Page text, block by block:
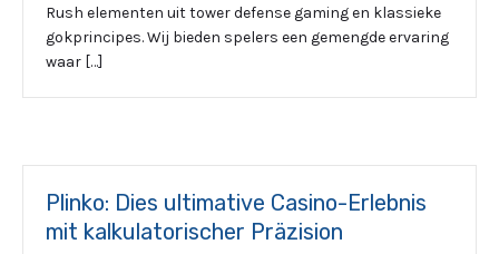
Rush elementen uit tower defense gaming en klassieke
gokprincipes. Wij bieden spelers een gemengde ervaring
waar […]
Plinko: Dies ultimative Casino-Erlebnis
mit kalkulatorischer Präzision